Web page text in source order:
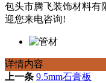
包头市腾飞装饰材料有
迎您来电咨询!
详情内容
上一条 9.5mm石膏板